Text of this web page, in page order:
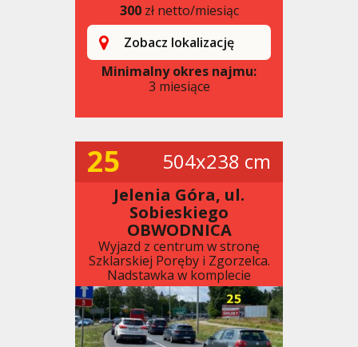
300zł netto/miesiąc
Zobacz lokalizację
Minimalny okres najmu:
3 miesiące
25 504x238 cm
Jelenia Góra, ul.
Sobieskiego
OBWODNICA
Wyjazd z centrum w stronę
Szklarskiej Poręby i Zgorzelca.
Nadstawka w komplecie